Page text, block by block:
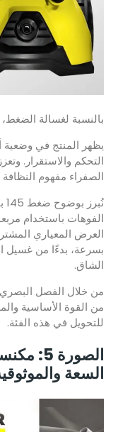
بالنسبة لغسالة
يظهر المنتج في وضعية
التحكم والاستقرار.
الصفراء مفهوم النظافة
الفوهات باستخدام
العرض المعياري
بسرعة، بدءًا من غسيل
الشاق.
من خلال الفصل البصري
من القوة الأساسية
للتحويل في هذه الفئة.
الصورة
السعة